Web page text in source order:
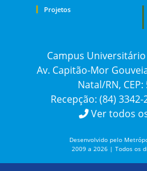
Projetos
Campus
Av. Capitão-Mor
Natal/RN,
Recepção: (84)
Ver todos
Desenvolvido pelo
2009 a 2026 | Todos os